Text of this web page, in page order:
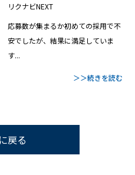
リクナビNEXT
応募数が集まるか初めての採用で不
安でしたが、結果に満足していま
す...
＞＞続きを読む
戻る